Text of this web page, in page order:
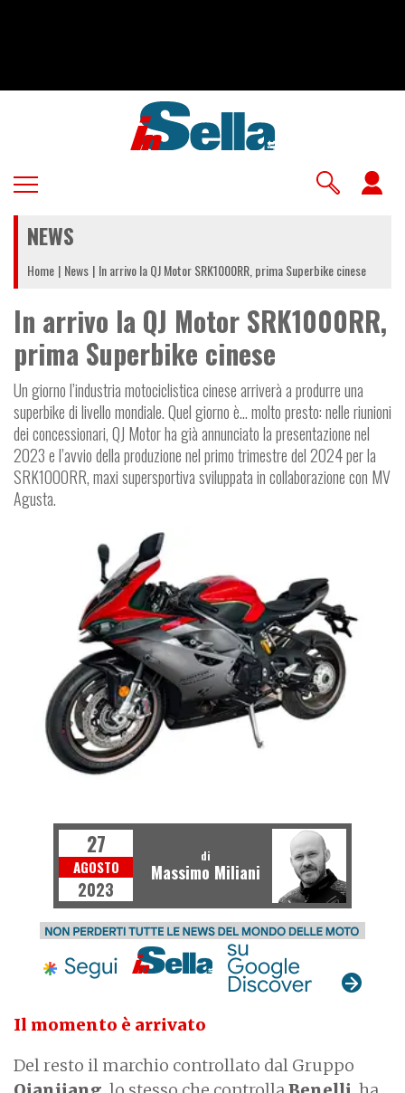
NEWS
Home News In arrivo la QJ Motor SRK1000RR, prima Superbike cinese
In arrivo la QJ Motor SRK1000RR,
prima Superbike cinese
Un giorno l’industria motociclistica cinese arriverà a produrre una
superbike di livello mondiale. Quel giorno è... molto presto: nelle riunioni
dei concessionari, QJ Motor ha già annunciato la presentazione nel
2023 e l’avvio della produzione nel primo trimestre del 2024 per la
SRK1000RR, maxi supersportiva sviluppata in collaborazione con MV
Agusta.
Il momento è arrivato
Del resto il marchio controllato dal Gruppo
27
AGOSTO
2023
di
Massimo Miliani